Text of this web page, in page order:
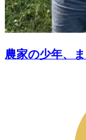
農家の少年、